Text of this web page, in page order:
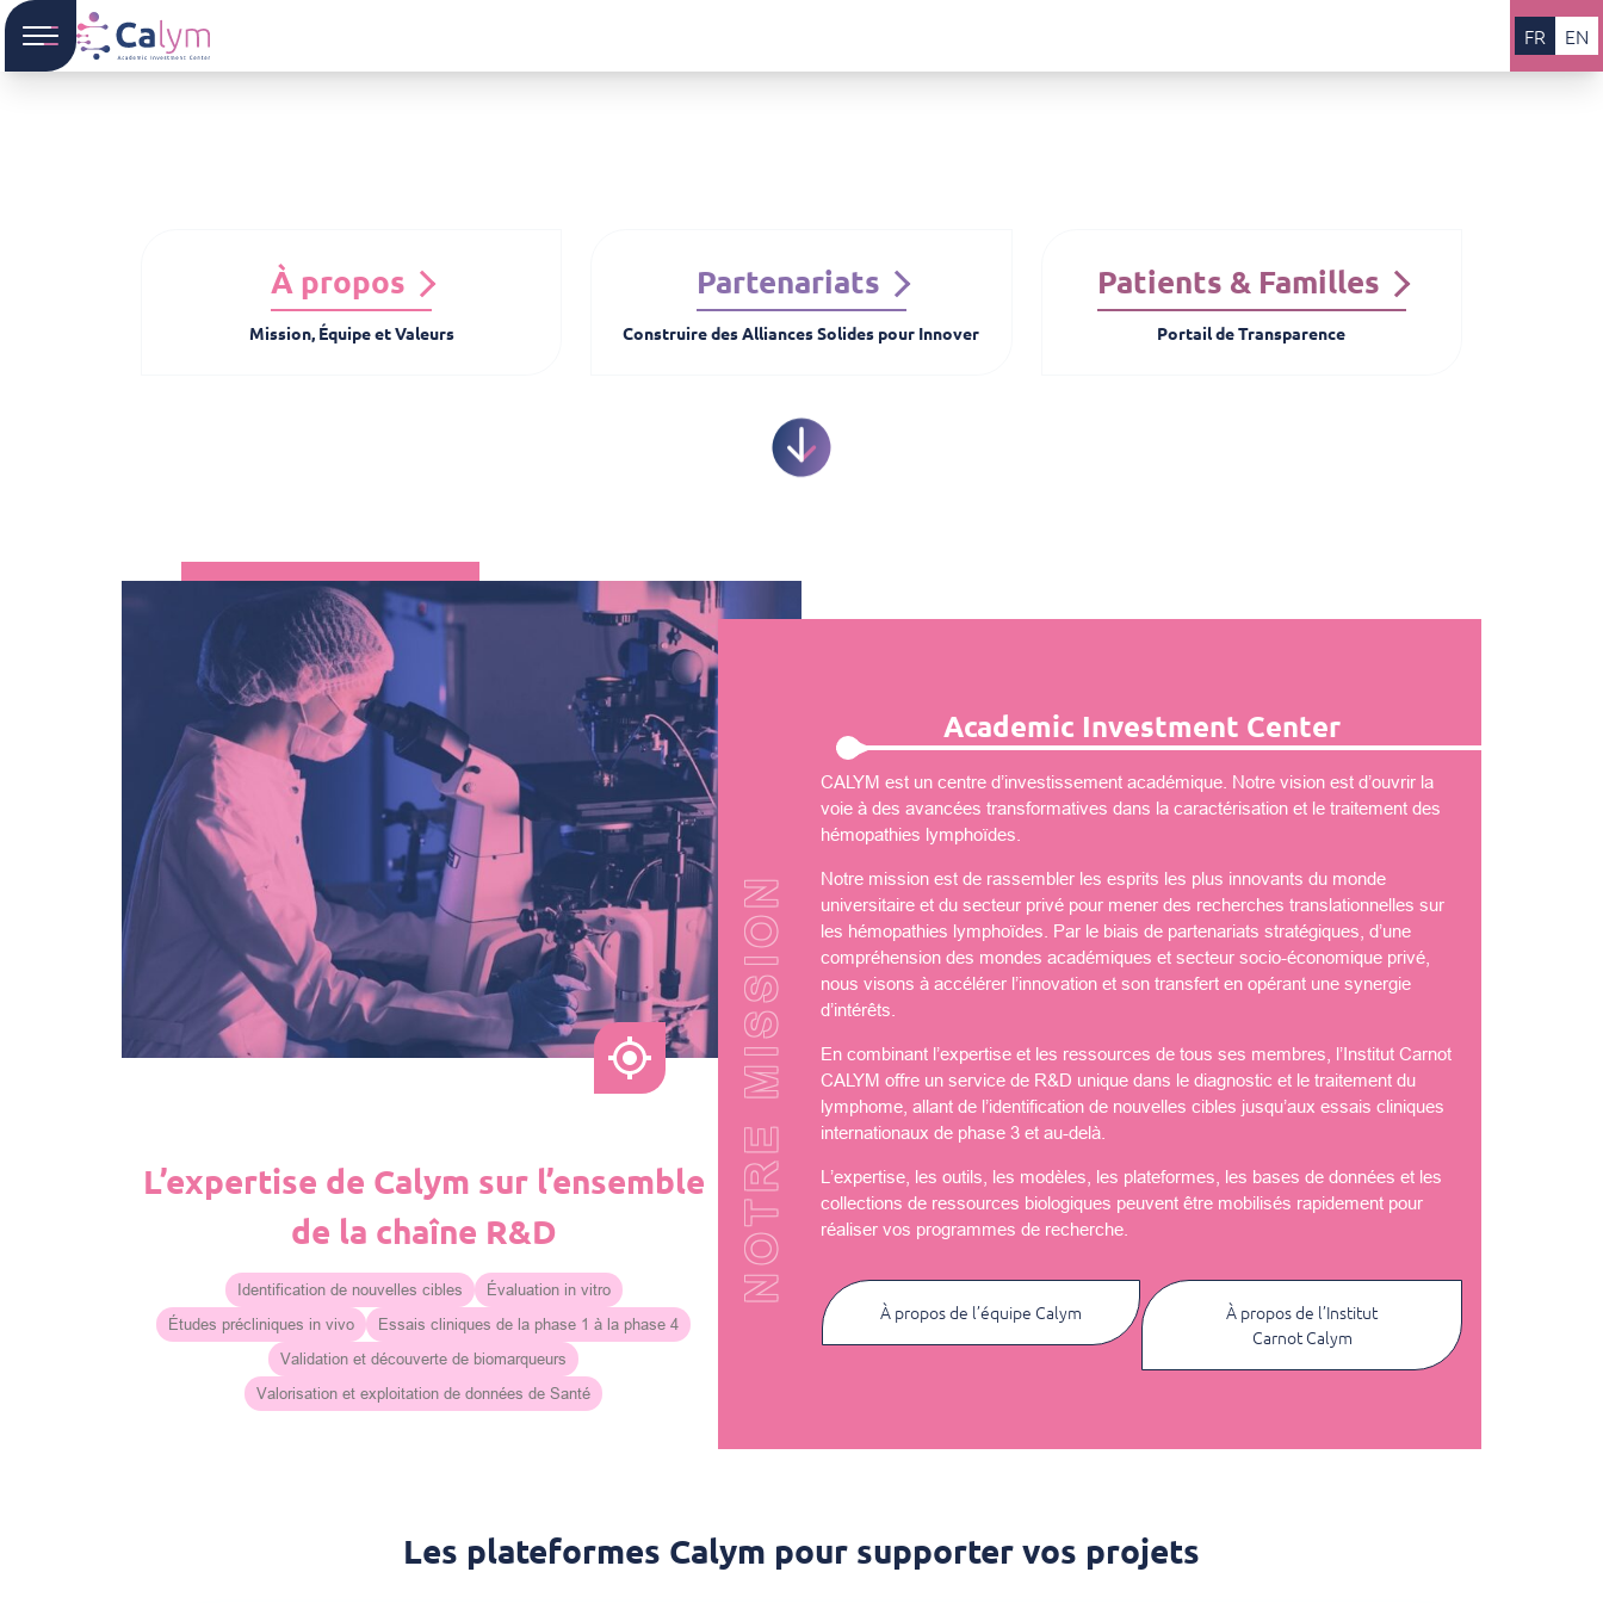
FR EN
À propos
Mission, Équipe et Valeurs
Partenariats
Construire des Alliances Solides pour Innover
Patients & Familles
Portail de Transparence
L’expertise de Calym sur l’ensemble
de la chaîne R&D
Identification de nouvelles cibles
Évaluation in vitro
Études précliniques in vivo
Essais cliniques de la phase 1 à la phase 4
Validation et découverte de biomarqueurs
Valorisation et exploitation de données de Santé
NOTRE MISSION
Academic Investment Center
CALYM est un centre d’investissement académique. Notre vision est d’ouvrir la
voie à des avancées transformatives dans la caractérisation et le traitement des
hémopathies lymphoïdes.
Notre mission est de rassembler les esprits les plus innovants du monde
universitaire et du secteur privé pour mener des recherches translationnelles sur
les hémopathies lymphoïdes. Par le biais de partenariats stratégiques, d’une
compréhension des mondes académiques et secteur socio-économique privé,
nous visons à accélérer l’innovation et son transfert en opérant une synergie
d’intérêts.
En combinant l’expertise et les ressources de tous ses membres, l’Institut Carnot
CALYM offre un service de R&D unique dans le diagnostic et le traitement du
lymphome, allant de l’identification de nouvelles cibles jusqu’aux essais cliniques
internationaux de phase 3 et au-delà.
L’expertise, les outils, les modèles, les plateformes, les bases de données et les
collections de ressources biologiques peuvent être mobilisés rapidement pour
réaliser vos programmes de recherche.
À propos de l’équipe Calym
À propos de l’Institut
Carnot Calym
Les plateformes Calym pour supporter vos projets